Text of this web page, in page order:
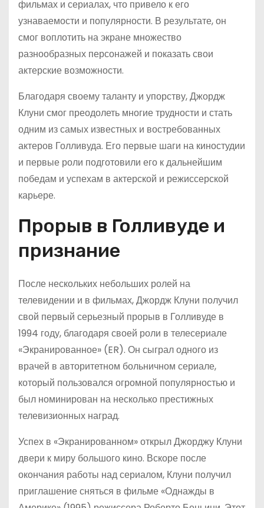
фильмах и сериалах, что привело к его
узнаваемости и популярности. В результате, он
смог воплотить на экране множество
разнообразных персонажей и показать свои
актерские возможности.
Благодаря своему таланту и упорству, Джордж
Клуни смог преодолеть многие трудности и стать
одним из самых известных и востребованных
актеров Голливуда. Его первые шаги на киностудии
и первые роли подготовили его к дальнейшим
победам и успехам в актерской и режиссерской
карьере.
Прорыв в Голливуде и
признание
После нескольких небольших ролей на
телевидении и в фильмах, Джордж Клуни получил
свой первый серьезный прорыв в Голливуде в
1994 году, благодаря своей роли в телесериале
«Экранированное» (ER). Он сыграл одного из
врачей в авторитетном больничном сериале,
который пользовался огромной популярностью и
был номинирован на несколько престижных
телевизионных наград.
Успех в «Экранированном» открыл Джорджу Клуни
двери к миру большого кино. Вскоре после
окончания работы над сериалом, Клуни получил
приглашение сняться в фильме «Однажды в